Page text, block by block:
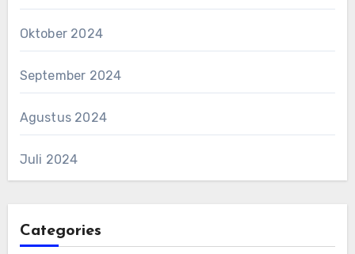
Oktober 2024
September 2024
Agustus 2024
Juli 2024
Categories